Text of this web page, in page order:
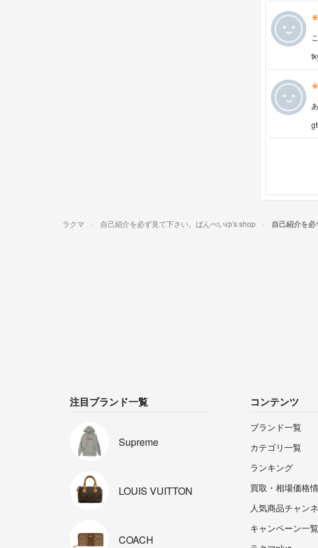
ラクマ 自己紹介を必ず見て下さい。ばんぺいゆ's shop 自己紹介を
注目ブランド一覧
Supreme
LOUIS VUITTON
COACH
コンテンツ
ブランド一覧
カテゴリ一覧
ランキング
買取・相場価格
人気商品チャン
キャンペーン一